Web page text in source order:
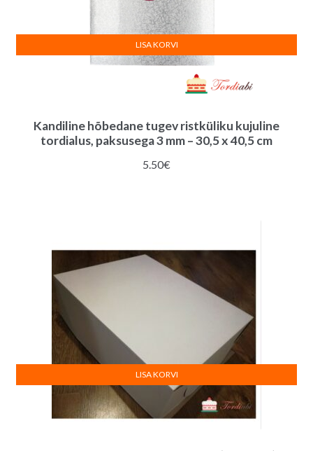
Kandiline hõbedane tugev ristküliku kujuline
tordialus, paksusega 3 mm – 30,5 x 40,5 cm
5.50€
LISA KORVI
LISA KORVI